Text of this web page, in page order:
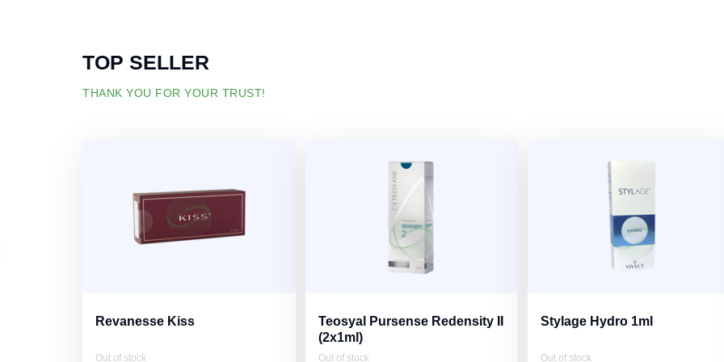
TOP SELLER
THANK YOU FOR YOUR TRUST!
Revanesse Kiss
Out of stock
Teosyal Pursense Redensity II
(2x1ml)
Out of stock
Stylage Hydro 1ml
Out of stock